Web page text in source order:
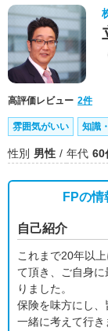
高評価レビュー 2件
雰囲気がいい 知識
性別 男性 年代 60
FPの情
自己紹介
これまで20年以
て頂き、ご自身
りました。
保険を味方にし
一緒に考えて行き